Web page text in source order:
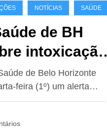
NOTÍCIAS SAÚDE
de BH
intoxicação
de Belo Horizonte
feira (1º) um alerta…